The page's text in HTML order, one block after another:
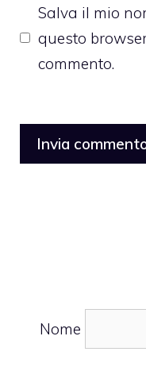
Salva il mio
questo
commento.
Nome